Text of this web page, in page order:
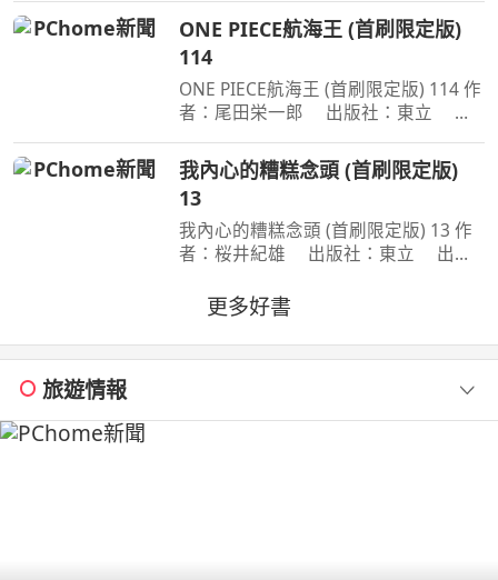
與此同時想消除死之惡魔的公安也企圖
與淀治接觸。夾在兩
ONE PIECE航海王 (首刷限定版)
114
ONE PIECE航海王 (首刷限定版) 114 作
者：尾田栄一郎 出版社：東立 出
歷史黑暗當中的「諸神峽谷事件」，其
全貌終於即將揭曉！席捲號稱最可怕海
賊團的洛克斯海賊團
我內心的糟糕念頭 (首刷限定版)
13
我內心的糟糕念頭 (首刷限定版) 13 作
者：桜井紀雄 出版社：東立 出版
開始同居？時間是測驗即將到來的寒
假。京太郎居然面臨得到山田家寄住的
狀況！住在同一個屋簷
更多好書
旅遊情報